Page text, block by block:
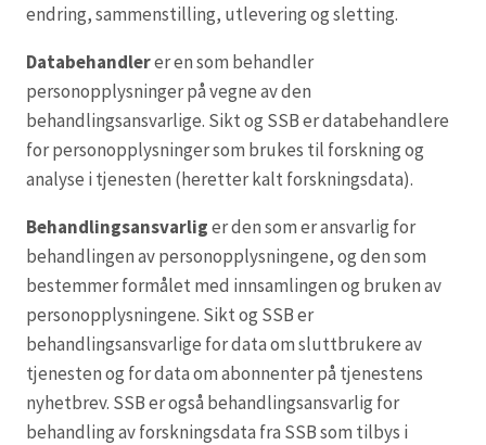
endring, sammenstilling, utlevering og sletting.
Databehandlerer en som behandler
personopplysninger på vegne av den
behandlingsansvarlige. Sikt og SSB er databehandlere
for personopplysninger som brukes til forskning og
analyse i tjenesten (heretter kalt forskningsdata).
Behandlingsansvarliger den som er ansvarlig for
behandlingen av personopplysningene, og den som
bestemmer formålet med innsamlingen og bruken av
personopplysningene. Sikt og SSB er
behandlingsansvarlige for data om sluttbrukere av
tjenesten og for data om abonnenter på tjenestens
nyhetbrev. SSB er også behandlingsansvarlig for
behandling av forskningsdata fra SSB som tilbys i